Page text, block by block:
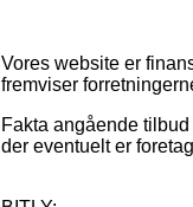
Vores website er
fremviser
Fakta angående
der eventuelt er